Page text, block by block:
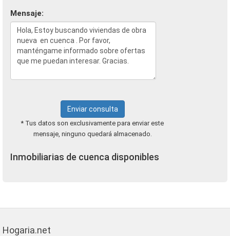
Mensaje:
Enviar consulta
* Tus datos son exclusivamente para enviar este
mensaje, ninguno quedará almacenado.
Inmobiliarias de cuenca disponibles
Hogaria.net